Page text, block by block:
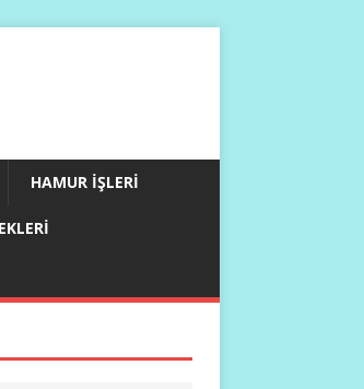
HAMUR İŞLERI